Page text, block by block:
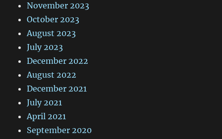
November 2023
October 2023
August 2023
July 2023
December 2022
August 2022
December 2021
July 2021
April 2021
September 2020